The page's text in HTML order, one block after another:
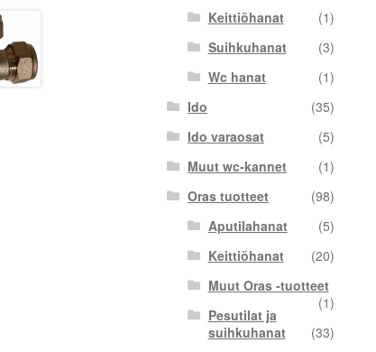
Keittiöhanat
(1)
Suihkuhanat
(3)
Wc hanat
(1)
Ido
(35)
Ido varaosat
(5)
Muut wc-kannet
(1)
Oras tuotteet
(98)
Aputilahanat
(5)
Keittiöhanat
(20)
Muut Oras -tuotteet
(1)
Pesutilat ja
suihkuhanat
(33)